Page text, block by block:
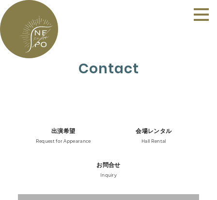
Contact
出演希望
Request for Appearance
会場レンタル
Hall Rental
お問合せ
Inquiry